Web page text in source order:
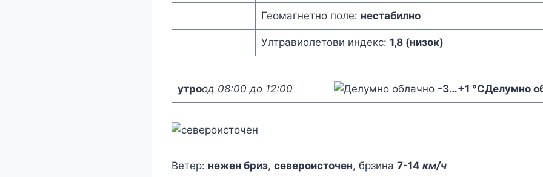
Геомагнетно поле: нестабилно
Ултравиолетови индекс: 1,8 (низок)
утроод 08:00 до 12:00 -3…+1 °CДелумно
Ветер: нежен бриз, североисточен, брзина 7-14 км/ч